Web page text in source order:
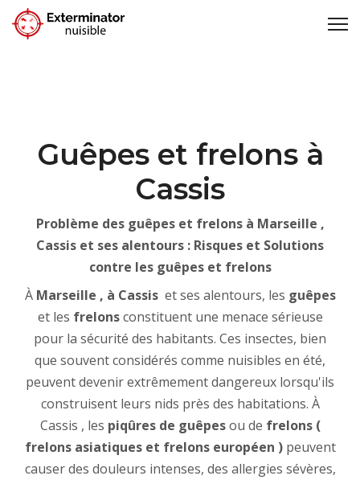
Guêpes et frelons à
Cassis
Problème des guêpes et frelons à Marseille ,
Cassis et ses alentours : Risques et Solutions
contre les guêpes et frelons
À Marseille , à Cassis et ses alentours, les guêpes
et les frelonsconstituent une menace sérieuse
pour la sécurité des habitants. Ces insectes, bien
que souvent considérés comme nuisibles en été,
peuvent devenir extrêmement dangereux lorsqu'ils
construisent leurs nids près des habitations. À
Cassis , les piqûres de guêpesou de frelons (
frelons asiatiques et frelons européen )peuvent
causer des douleurs intenses, des allergies sévères,